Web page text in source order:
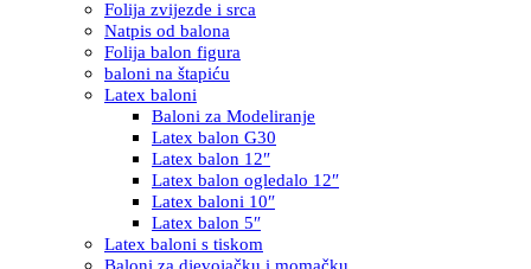
Folija zvijezde i srca
Natpis od balona
Folija balon figura
baloni na štapiću
Latex baloni
Baloni za Modeliranje
Latex balon G30
Latex balon 12″
Latex balon ogledalo 12″
Latex baloni 10″
Latex balon 5″
Latex baloni s tiskom
Baloni za djevojačku i momačku